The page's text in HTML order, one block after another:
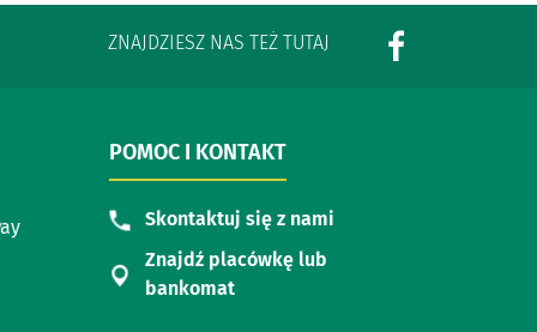
ZNAJDZIESZ NAS TEŻ TUTAJ
POMOC I KONTAKT
Skontaktuj się z nami
Znajdź placówkę lub
bankomat